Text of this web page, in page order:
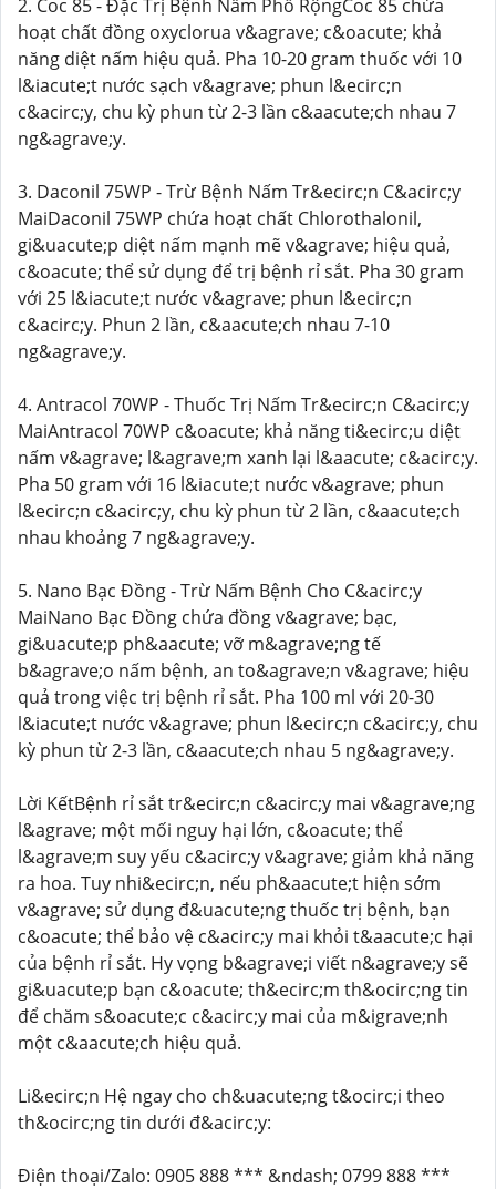
2. Coc 85 - Đặc Trị Bệnh Nấm Phổ RộngCoc 85 chứa
hoạt chất đồng oxyclorua v&agrave; c&oacute; khả
năng diệt nấm hiệu quả. Pha 10-20 gram thuốc với 10
l&iacute;t nước sạch v&agrave; phun l&ecirc;n
c&acirc;y, chu kỳ phun từ 2-3 lần c&aacute;ch nhau 7
ng&agrave;y.
3. Daconil 75WP - Trừ Bệnh Nấm Tr&ecirc;n C&acirc;y
MaiDaconil 75WP chứa hoạt chất Chlorothalonil,
gi&uacute;p diệt nấm mạnh mẽ v&agrave; hiệu quả,
c&oacute; thể sử dụng để trị bệnh rỉ sắt. Pha 30 gram
với 25 l&iacute;t nước v&agrave; phun l&ecirc;n
c&acirc;y. Phun 2 lần, c&aacute;ch nhau 7-10
ng&agrave;y.
4. Antracol 70WP - Thuốc Trị Nấm Tr&ecirc;n C&acirc;y
MaiAntracol 70WP c&oacute; khả năng ti&ecirc;u diệt
nấm v&agrave; l&agrave;m xanh lại l&aacute; c&acirc;y.
Pha 50 gram với 16 l&iacute;t nước v&agrave; phun
l&ecirc;n c&acirc;y, chu kỳ phun từ 2 lần, c&aacute;ch
nhau khoảng 7 ng&agrave;y.
5. Nano Bạc Đồng - Trừ Nấm Bệnh Cho C&acirc;y
MaiNano Bạc Đồng chứa đồng v&agrave; bạc,
gi&uacute;p ph&aacute; vỡ m&agrave;ng tế
b&agrave;o nấm bệnh, an to&agrave;n v&agrave; hiệu
quả trong việc trị bệnh rỉ sắt. Pha 100 ml với 20-30
l&iacute;t nước v&agrave; phun l&ecirc;n c&acirc;y, chu
kỳ phun từ 2-3 lần, c&aacute;ch nhau 5 ng&agrave;y.
Lời KếtBệnh rỉ sắt tr&ecirc;n c&acirc;y mai v&agrave;ng
l&agrave; một mối nguy hại lớn, c&oacute; thể
l&agrave;m suy yếu c&acirc;y v&agrave; giảm khả năng
ra hoa. Tuy nhi&ecirc;n, nếu ph&aacute;t hiện sớm
v&agrave; sử dụng đ&uacute;ng thuốc trị bệnh, bạn
c&oacute; thể bảo vệ c&acirc;y mai khỏi t&aacute;c hại
của bệnh rỉ sắt. Hy vọng b&agrave;i viết n&agrave;y sẽ
gi&uacute;p bạn c&oacute; th&ecirc;m th&ocirc;ng tin
để chăm s&oacute;c c&acirc;y mai của m&igrave;nh
một c&aacute;ch hiệu quả.
Li&ecirc;n Hệ ngay cho ch&uacute;ng t&ocirc;i theo
th&ocirc;ng tin dưới đ&acirc;y:
Điện thoại/Zalo: 0905 888 *** &ndash; 0799 888 ***